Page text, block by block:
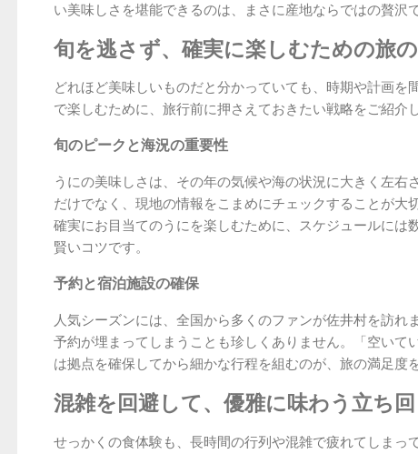
い美味しさを堪能できるのは、まさに産地ならではの贅沢で
旬を逃さず、確実に楽しむための旅
どれほど美味しいものだと分かっていても、時期や計画
で楽しむために、旅行前に押さえておきたい戦略をご紹介し
旬のピークと海況の重要性
うにの美味しさは、その年の気候や海の状況に大きく左
だけでなく、現地の情報をこまめにチェックすることが大
確実にお目当てのうにを楽しむために、スケジュールに
賢いコツです。
予約と宿泊施設の確保
人気シーズンには、全国から多くのファンが佐井村を訪
予約が埋まってしまうことも珍しくありません。「空い
は拠点を確保してから細かな行程を組むのが、旅の満足度
混雑を回避して、優雅に味わう立ち
せっかくの食体験も、長時間の行列や混雑で疲れてしま